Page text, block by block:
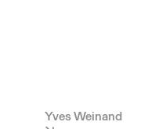
Yves Weinand